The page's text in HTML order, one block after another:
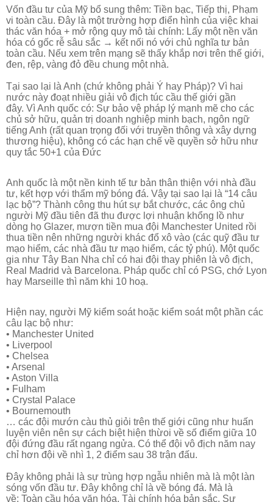
Vốn đầu tư của Mỹ bổ sung thêm: Tiền bạc, Tiếp thị, Phạm
vi toàn cầu. Đây là một trường hợp điển hình của việc khai
thác văn hóa + mở rộng quy mô tài chính: Lấy một nền văn
hóa có gốc rễ sâu sắc → kết nối nó với chủ nghĩa tư bản
toàn cầu. Nếu xem trên mạng sẽ thấy khắp nơi trên thế giới,
đen, rệp, vàng đỏ đều chung một nhà.
Tại sao lại là Anh (chứ không phải Ý hay Pháp)? Vì hai
nước này đoạt nhiều giải vô địch túc cầu thế giới gần
đây. Vì Anh quốc có: Sự bảo vệ pháp lý mạnh mẽ cho các
chủ sở hữu, quản trị doanh nghiệp minh bạch, ngôn ngữ
tiếng Anh (rất quan trọng đối với truyền thông và xây dựng
thương hiệu), không có các hạn chế về quyền sở hữu như
quy tắc 50+1 của Đức
Anh quốc là một nền kinh tế tư bản thân thiện với nhà đầu
tư, kết hợp với thẩm mỹ bóng đá. Vậy tại sao lại là “14 câu
lạc bộ”? Thành công thu hút sự bắt chước, các ông chủ
người Mỹ đầu tiên đã thu được lợi nhuận khổng lồ như
dòng họ Glazer, mượn tiền mua đội Manchester United rồi
thua tiền nên những người khác đổ xô vào (các quỹ đầu tư
mạo hiểm, các nhà đầu tư mạo hiểm, các tỷ phú). Một quốc
gia như Tây Ban Nha chỉ có hai đội thay phiên là vô địch,
Real Madrid và Barcelona. Pháp quốc chỉ có PSG, chớ Lyon
hay Marseille thì năm khi 10 hoạ.
Hiện nay, người Mỹ kiểm soát hoặc kiểm soát một phần các
câu lạc bộ như:
• Manchester United
• Liverpool
• Chelsea
• Arsenal
• Aston Villa
• Fulham
• Crystal Palace
• Bournemouth
… các đội mướn càu thủ giỏi trên thế giới cũng như huấn
luyện viên nên sự cách biệt hiện thừoi về số điểm giữa 10
đội đứng đầu rất ngang ngửa. Có thể đội vô địch năm nay
chỉ hơn đội về nhì 1, 2 điểm sau 38 trận đấu.
Đây không phải là sự trùng hợp ngẫu nhiên mà là một làn
sóng vốn đầu tư. Đây không chỉ là về bóng đá. Mà là
về: Toàn cầu hóa văn hóa, Tài chính hóa bản sắc, Sự